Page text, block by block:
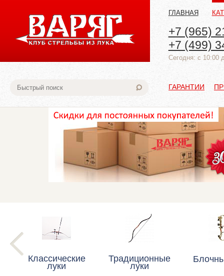
ГЛАВНАЯ
+7 (965)
+7 (499)
Cегодня: с 10:00
ГАРАНТИИ
Классические
луки
Традиционные
луки